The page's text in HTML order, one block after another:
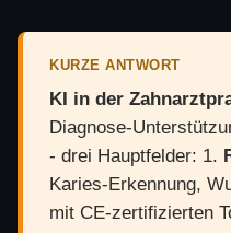
KURZE ANTWORT
KI in der
Diagnose-
- drei Hauptfelder: 1.
Karies-Erkennung,
mit CE-zertifizierten